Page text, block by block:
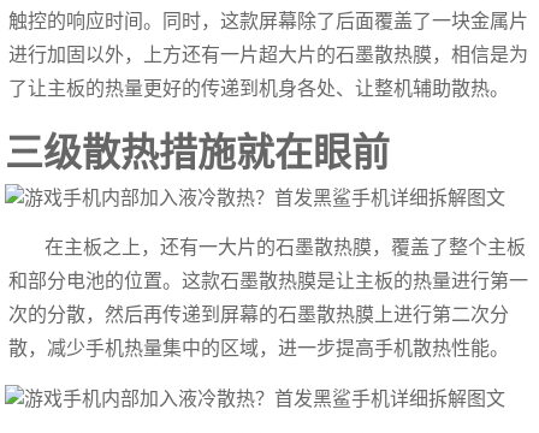
触控的响应时间。同时，这款屏幕除了后面覆盖了一块金属片
进行加固以外，上方还有一片超大片的石墨散热膜，相信是为
了让主板的热量更好的传递到机身各处、让整机辅助散热。
三级散热措施就在眼前
在主板之上，还有一大片的石墨散热膜，覆盖了整个主板
和部分电池的位置。这款石墨散热膜是让主板的热量进行第一
次的分散，然后再传递到屏幕的石墨散热膜上进行第二次分
散，减少手机热量集中的区域，进一步提高手机散热性能。